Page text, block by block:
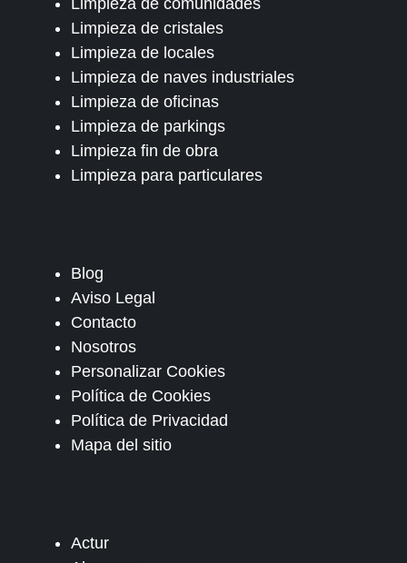
Limpieza de comunidades
Limpieza de cristales
Limpieza de locales
Limpieza de naves industriales
Limpieza de oficinas
Limpieza de parkings
Limpieza fin de obra
Limpieza para particulares
Blog
Aviso Legal
Contacto
Nosotros
Personalizar Cookies
Política de Cookies
Política de Privacidad
Mapa del sitio
Actur